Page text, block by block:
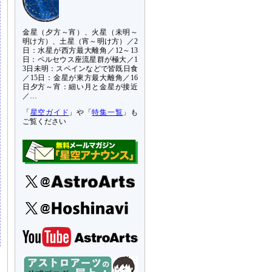
金星（夕方～宵）、火星（未明～
明け方）、土星（宵～明け方）／2
日：水星が西方最大離角／12～13
日：ペルセウス座流星群が極大／1
3日未明：スペインなどで皆既日食
／15日：金星が東方最大離角／16
日夕方～宵：細い月と金星が接近
／…
「 星空ガイド 」や「特集一覧 」も
ご覧ください